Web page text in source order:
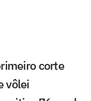
corte
vôlei